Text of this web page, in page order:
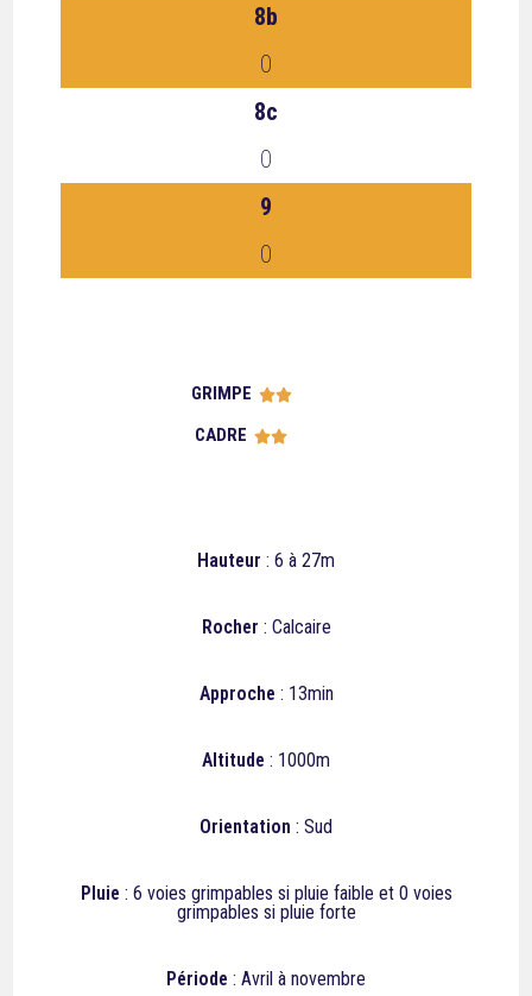
8b
0
8c
0
9
0
GRIMPE 
CADRE 
Hauteur : 6 à 27m
Rocher : Calcaire
Approche : 13min
Altitude : 1000m
Orientation : Sud
Pluie : 6 voies grimpables si pluie faible et 0 voies
grimpables si pluie forte
Période : Avril à novembre